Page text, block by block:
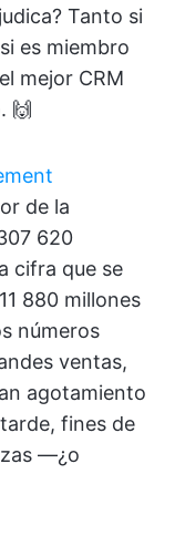
Tanto si
es miembro
mejor CRM
🙌
de la
620
cifra que se
880 millones
números
ventas,
agotamiento
fines de
—¿o